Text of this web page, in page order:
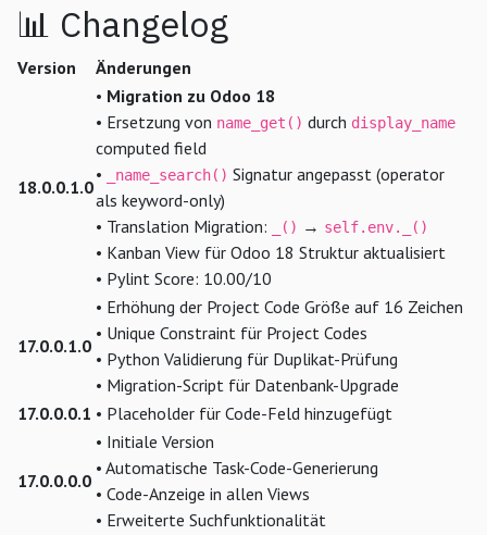
📊 Changelog
Version Änderungen
18.0.0.1.0
• Migration zu Odoo 18
• Ersetzung von name_get() durch display_name
computed field
•
_name_search() Signatur angepasst (operator
als keyword-only)
• Translation Migration:
_() → self.env._()
• Kanban View für Odoo 18 Struktur aktualisiert
• Pylint Score: 10.00/10
17.0.0.1.0
• Erhöhung der Project Code Größe auf 16 Zeichen
• Unique Constraint für Project Codes
• Python Validierung für Duplikat-Prüfung
• Migration-Script für Datenbank-Upgrade
17.0.0.0.1 • Placeholder für Code-Feld hinzugefügt
17.0.0.0.0
• Initiale Version
• Automatische Task-Code-Generierung
• Code-Anzeige in allen Views
• Erweiterte Suchfunktionalität